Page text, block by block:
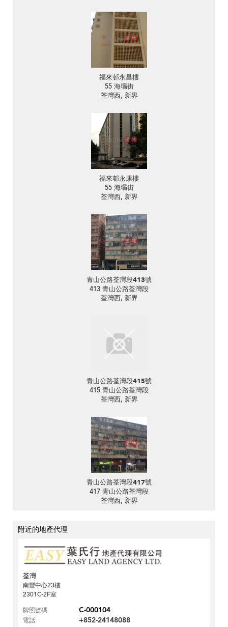
福來邨永昌樓
55 海壩街
荃灣西, 新界
福來邨永康樓
55 海壩街
荃灣西, 新界
青山公路荃灣段413號
413 青山公路荃灣段
荃灣西, 新界
青山公路荃灣段415號
415 青山公路荃灣段
荃灣西, 新界
青山公路荃灣段417號
417 青山公路荃灣段
荃灣西, 新界
附近的地產代理
荃灣
南豐中心23樓
2301C-2F室
牌照號碼
C-000104
電話 +852-24148088